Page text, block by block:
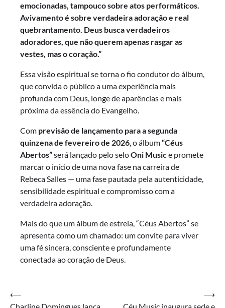
emocionadas, tampouco sobre atos performáticos.
Avivamento é sobre verdadeira adoração e real
quebrantamento. Deus busca verdadeiros
adoradores, que não querem apenas rasgar as
vestes, mas o coração.”
Essa visão espiritual se torna o fio condutor do álbum,
que convida o público a uma experiência mais
profunda com Deus, longe de aparências e mais
próxima da essência do Evangelho.
Com previsão de lançamento para a segunda
quinzena de fevereiro de 2026, o álbum“Céus
Abertos”será lançado pelo seloOni Musice promete
marcar o início de uma nova fase na carreira de
Rebeca Salles — uma fase pautada pela autenticidade,
sensibilidade espiritual e compromisso com a
verdadeira adoração.
Mais do que um álbum de estreia, “Céus Abertos” se
apresenta como um chamado: um convite para viver
uma fé sincera, consciente e profundamente
conectada ao coração de Deus.
Navegação
⟵
⟶